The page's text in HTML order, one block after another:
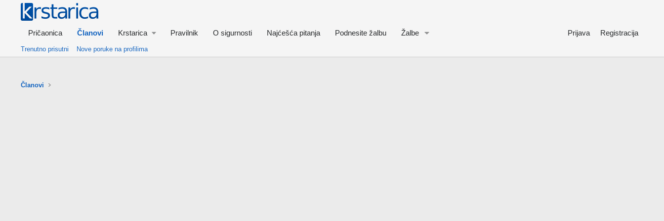
Pričaonica Članovi Krstarica Pravilnik O sigurnosti Najćešća pitanja Podnesite žalbu Žalbe Prijava Registracija
Trenutno prisutni Nove poruke na profilima
Članovi